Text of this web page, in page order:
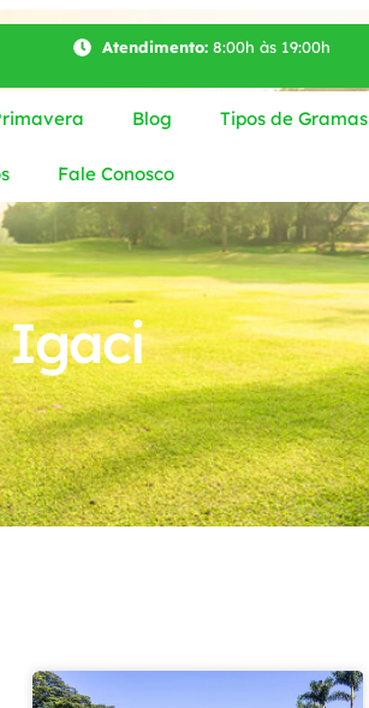
Atendimento:8:00h às 19:00h
Blog Tipos de Gramas
Fale Conosco
Igaci